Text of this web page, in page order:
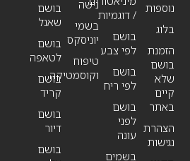
נוספות
בלוג
הזמנת
בושם
שלא
קיים
באתר
הצהרת
נגישות
נישה
בשמי
יוניסקס
טיפוח
וקוסמטיקה
/ דוגמיות
בושם
לפי צבע
בושם
לפי ריח
בושם
לפני
עונה
בשמים
בושם
שאנל
בושם
לטאפה
בושם
קריד
בושם
דיור
בושם